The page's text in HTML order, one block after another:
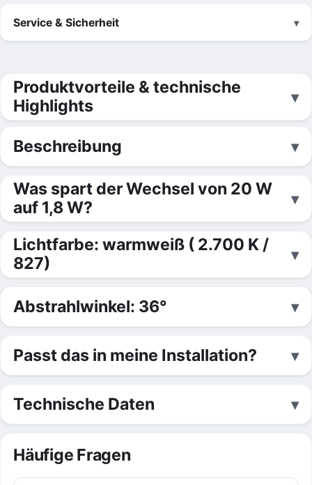
Service & Sicherheit
Produktvorteile & technische
Highlights
Beschreibung
Was spart der Wechsel von 20 W
auf 1,8 W?
Lichtfarbe: warmweiß ( 2.700 K /
827)
Abstrahlwinkel: 36°
Passt das in meine Installation?
Technische Daten
Häufige Fragen